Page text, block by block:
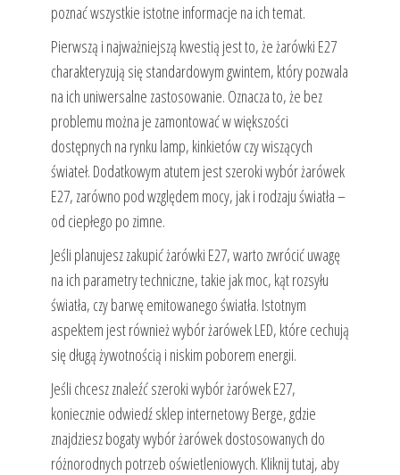
poznać wszystkie istotne informacje na ich temat.
Pierwszą i najważniejszą kwestią jest to, że żarówki E27
charakteryzują się standardowym gwintem, który pozwala
na ich uniwersalne zastosowanie. Oznacza to, że bez
problemu można je zamontować w większości
dostępnych na rynku lamp, kinkietów czy wiszących
świateł. Dodatkowym atutem jest szeroki wybór żarówek
E27, zarówno pod względem mocy, jak i rodzaju światła –
od ciepłego po zimne.
Jeśli planujesz zakupić żarówki E27, warto zwrócić uwagę
na ich parametry techniczne, takie jak moc, kąt rozsyłu
światła, czy barwę emitowanego światła. Istotnym
aspektem jest również wybór żarówek LED, które cechują
się długą żywotnością i niskim poborem energii.
Jeśli chcesz znaleźć szeroki wybór żarówek E27,
koniecznie odwiedź sklep internetowy Berge, gdzie
znajdziesz bogaty wybór żarówek dostosowanych do
różnorodnych potrzeb oświetleniowych. Kliknij tutaj, aby